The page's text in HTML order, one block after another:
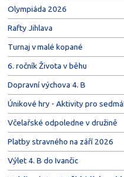
Olympiáda 2026
Rafty Jihlava
Turnaj v malé kopané
6. ročník Života v běhu
Dopravní výchova 4. B
Únikové hry - Aktivity pro
Včelařské odpoledne v družině
Platby stravného na září 2026
Výlet 4. B do Ivančic